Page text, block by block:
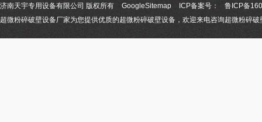
济南天宇专用设备有限公司 版权所有 GoogleSitemap ICP备案号：
鲁ICP备
超微粉碎破壁设备厂家为您提供优质的超微粉碎破壁设备，欢迎来电咨询超微粉碎破